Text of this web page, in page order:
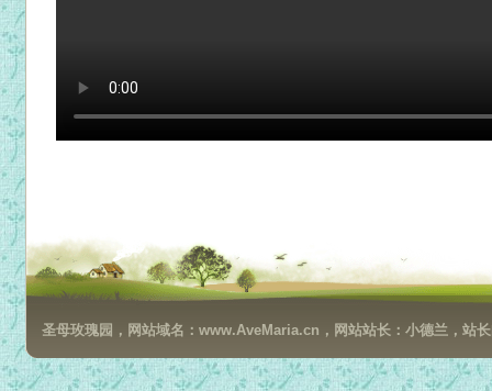
圣母玫瑰园，网站域名：www.AveMaria.cn，网站站长：小德兰，